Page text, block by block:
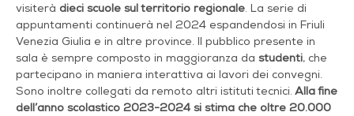
visiterà dieci scuole sul territorio regionale. La serie di
appuntamenti continuerà nel 2024 espandendosi in Friuli
Venezia Giulia e in altre province. Il pubblico presente in
sala è sempre composto in maggioranza da studenti, che
partecipano in maniera interattiva ai lavori dei convegni.
Sono inoltre collegati da remoto altri istituti tecnici. Alla fine
dell’anno scolastico 2023-2024 si stima che oltre 20.000